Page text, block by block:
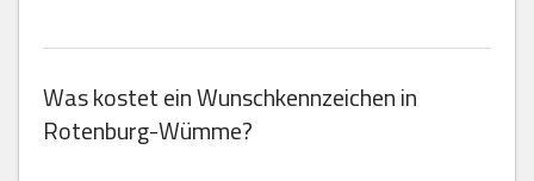
Was kostet ein Wunschkennzeichen in
Rotenburg-Wümme?